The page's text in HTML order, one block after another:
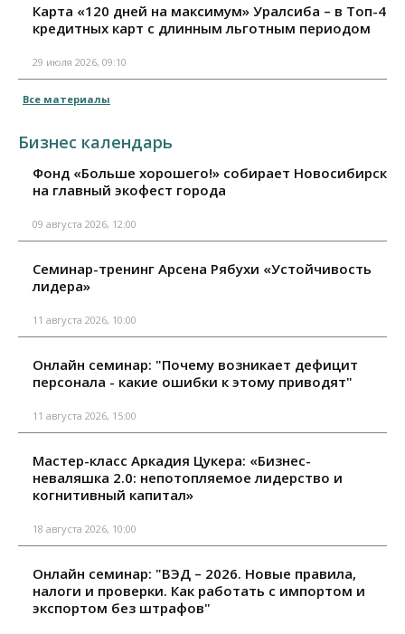
Карта «120 дней на максимум» Уралсиба – в Топ-4
кредитных карт с длинным льготным периодом
29 июля 2026, 09:10
Все материалы
Бизнес календарь
Фонд «Больше хорошего!» собирает Новосибирск
на главный экофест города
09 августа 2026, 12:00
Семинар-тренинг Арсена Рябухи «Устойчивость
лидера»
11 августа 2026, 10:00
Онлайн семинар: "Почему возникает дефицит
персонала - какие ошибки к этому приводят"
11 августа 2026, 15:00
Мастер-класс Аркадия Цукера: «Бизнес-
неваляшка 2.0: непотопляемое лидерство и
когнитивный капитал»
18 августа 2026, 10:00
Онлайн семинар: "ВЭД – 2026. Новые правила,
налоги и проверки. Как работать с импортом и
экспортом без штрафов"